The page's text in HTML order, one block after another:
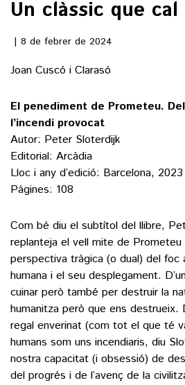
POLÍTICA
VEURE TOTES
HOQUEI PATINS
VEURE TOTES
LLIBRES
CALAIX
VEURE TOTES
9MAGAZÍN
AGENDA
BLOGOSFERA
Un clàssic que
8 de febrer de 2024
Joan Cuscó i Clarasó
El penediment de Prometeu.
l’incendi provocat
Autor: Peter Sloterdijk
Editorial: Arcàdia
Lloc i any d’edició: Barcelona, 2023
Pàgines: 108
Com bé diu el subtítol del llibre,
replanteja el vell mite de Prometeu
perspectiva tràgica (o dual) del foc
humana i el seu desplegament.
cuinar però també per destruir la
humanitza però que ens destrueix.
regal enverinat (com tot el que té
humans som uns incendiaris, diu
nostra capacitat (i obsessió) de
del progrés i de l’avenç de la